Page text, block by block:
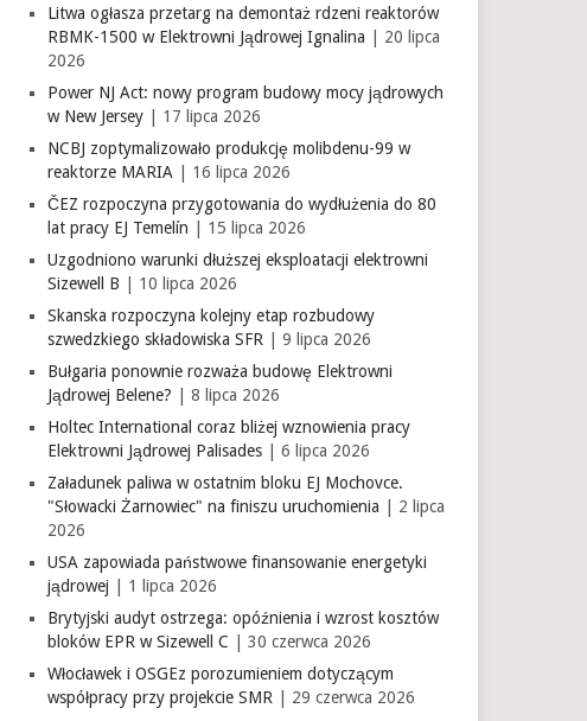
Litwa ogłasza przetarg na demontaż rdzeni reaktorów
RBMK-1500 w Elektrowni Jądrowej Ignalina | 20 lipca
2026
Power NJ Act: nowy program budowy mocy jądrowych
w New Jersey | 17 lipca 2026
NCBJ zoptymalizowało produkcję molibdenu-99 w
reaktorze MARIA | 16 lipca 2026
ČEZ rozpoczyna przygotowania do wydłużenia do 80
lat pracy EJ Temelín | 15 lipca 2026
Uzgodniono warunki dłuższej eksploatacji elektrowni
Sizewell B | 10 lipca 2026
Skanska rozpoczyna kolejny etap rozbudowy
szwedzkiego składowiska SFR | 9 lipca 2026
Bułgaria ponownie rozważa budowę Elektrowni
Jądrowej Belene? | 8 lipca 2026
Holtec International coraz bliżej wznowienia pracy
Elektrowni Jądrowej Palisades | 6 lipca 2026
Załadunek paliwa w ostatnim bloku EJ Mochovce.
"Słowacki Żarnowiec" na finiszu uruchomienia | 2 lipca
2026
USA zapowiada państwowe finansowanie energetyki
jądrowej | 1 lipca 2026
Brytyjski audyt ostrzega: opóźnienia i wzrost kosztów
bloków EPR w Sizewell C | 30 czerwca 2026
Włocławek i OSGEz porozumieniem dotyczącym
współpracy przy projekcie SMR | 29 czerwca 2026